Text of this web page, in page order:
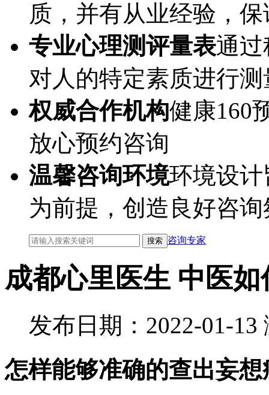
质，并有从业经验，
专业心理测评量表通
对人的特定素质进行
权威合作机构健康160
放心预约咨询
温馨咨询环境环境设
为前提，创造良好咨
咨询专家
成都心里医生 中医
发布日期：2022-01-13
怎样能够准确的查出妄想